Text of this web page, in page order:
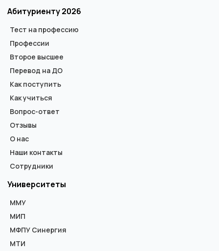
Абитуриенту 2026
Тест на профессию
Профессии
Второе высшее
Перевод на ДО
Как поступить
Как учиться
Вопрос-ответ
Отзывы
О нас
Наши контакты
Сотрудники
Университеты
ММУ
МИП
МФПУ Синергия
МТИ